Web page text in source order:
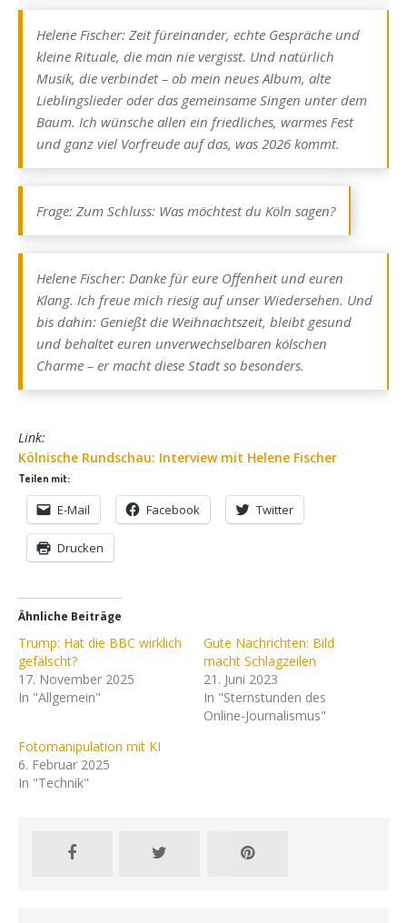
Helene Fischer: Zeit füreinander, echte Gespräche und
kleine Rituale, die man nie vergisst. Und natürlich
Musik, die verbindet – ob mein neues Album, alte
Lieblingslieder oder das gemeinsame Singen unter dem
Baum. Ich wünsche allen ein friedliches, warmes Fest
und ganz viel Vorfreude auf das, was 2026 kommt.
Frage: Zum Schluss: Was möchtest du Köln sagen?
Helene Fischer: Danke für eure Offenheit und euren
Klang. Ich freue mich riesig auf unser Wiedersehen. Und
bis dahin: Genießt die Weihnachtszeit, bleibt gesund
und behaltet euren unverwechselbaren kölschen
Charme – er macht diese Stadt so besonders.
Link:
Kölnische Rundschau: Interview mit Helene Fischer
Teilen mit:
E-Mail Facebook Twitter
Drucken
Ähnliche Beiträge
Trump: Hat die BBC wirklich
gefälscht?
17. November 2025
In "Allgemein"
Gute Nachrichten: Bild
macht Schlagzeilen
21. Juni 2023
In "Sternstunden des
Online-Journalismus"
Fotomanipulation mit KI
6. Februar 2025
In "Technik"